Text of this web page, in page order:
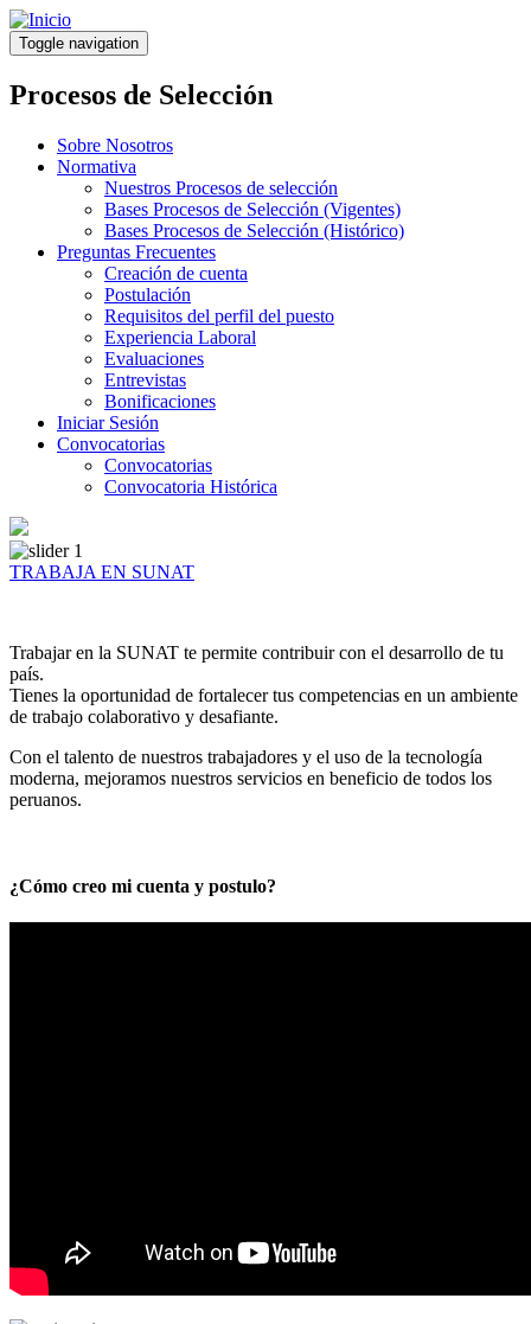
Pasar
al
contenido
principal
Toggle navigation
Procesos de Selección
Sobre Nosotros
Normativa
Nuestros Procesos de selección
Bases Procesos de Selección (Vigentes)
Bases Procesos de Selección (Histórico)
Preguntas Frecuentes
Creación de cuenta
Postulación
Requisitos del perfil del puesto
Experiencia Laboral
Evaluaciones
Entrevistas
Bonificaciones
Iniciar Sesión
Convocatorias
Convocatorias
Convocatoria Histórica
TRABAJA EN SUNAT
Trabajar en la SUNAT te permite contribuir con el desarrollo de tu
país.
Tienes la oportunidad de fortalecer tus competencias en un ambiente
de trabajo colaborativo y desafiante.
Con el talento de nuestros trabajadores y el uso de la tecnología
moderna, mejoramos nuestros servicios en beneficio de todos los
peruanos.
¿Cómo creo mi cuenta y postulo?